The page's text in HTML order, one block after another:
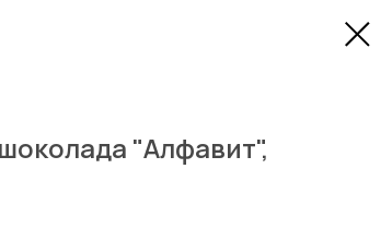
"Алфавит",